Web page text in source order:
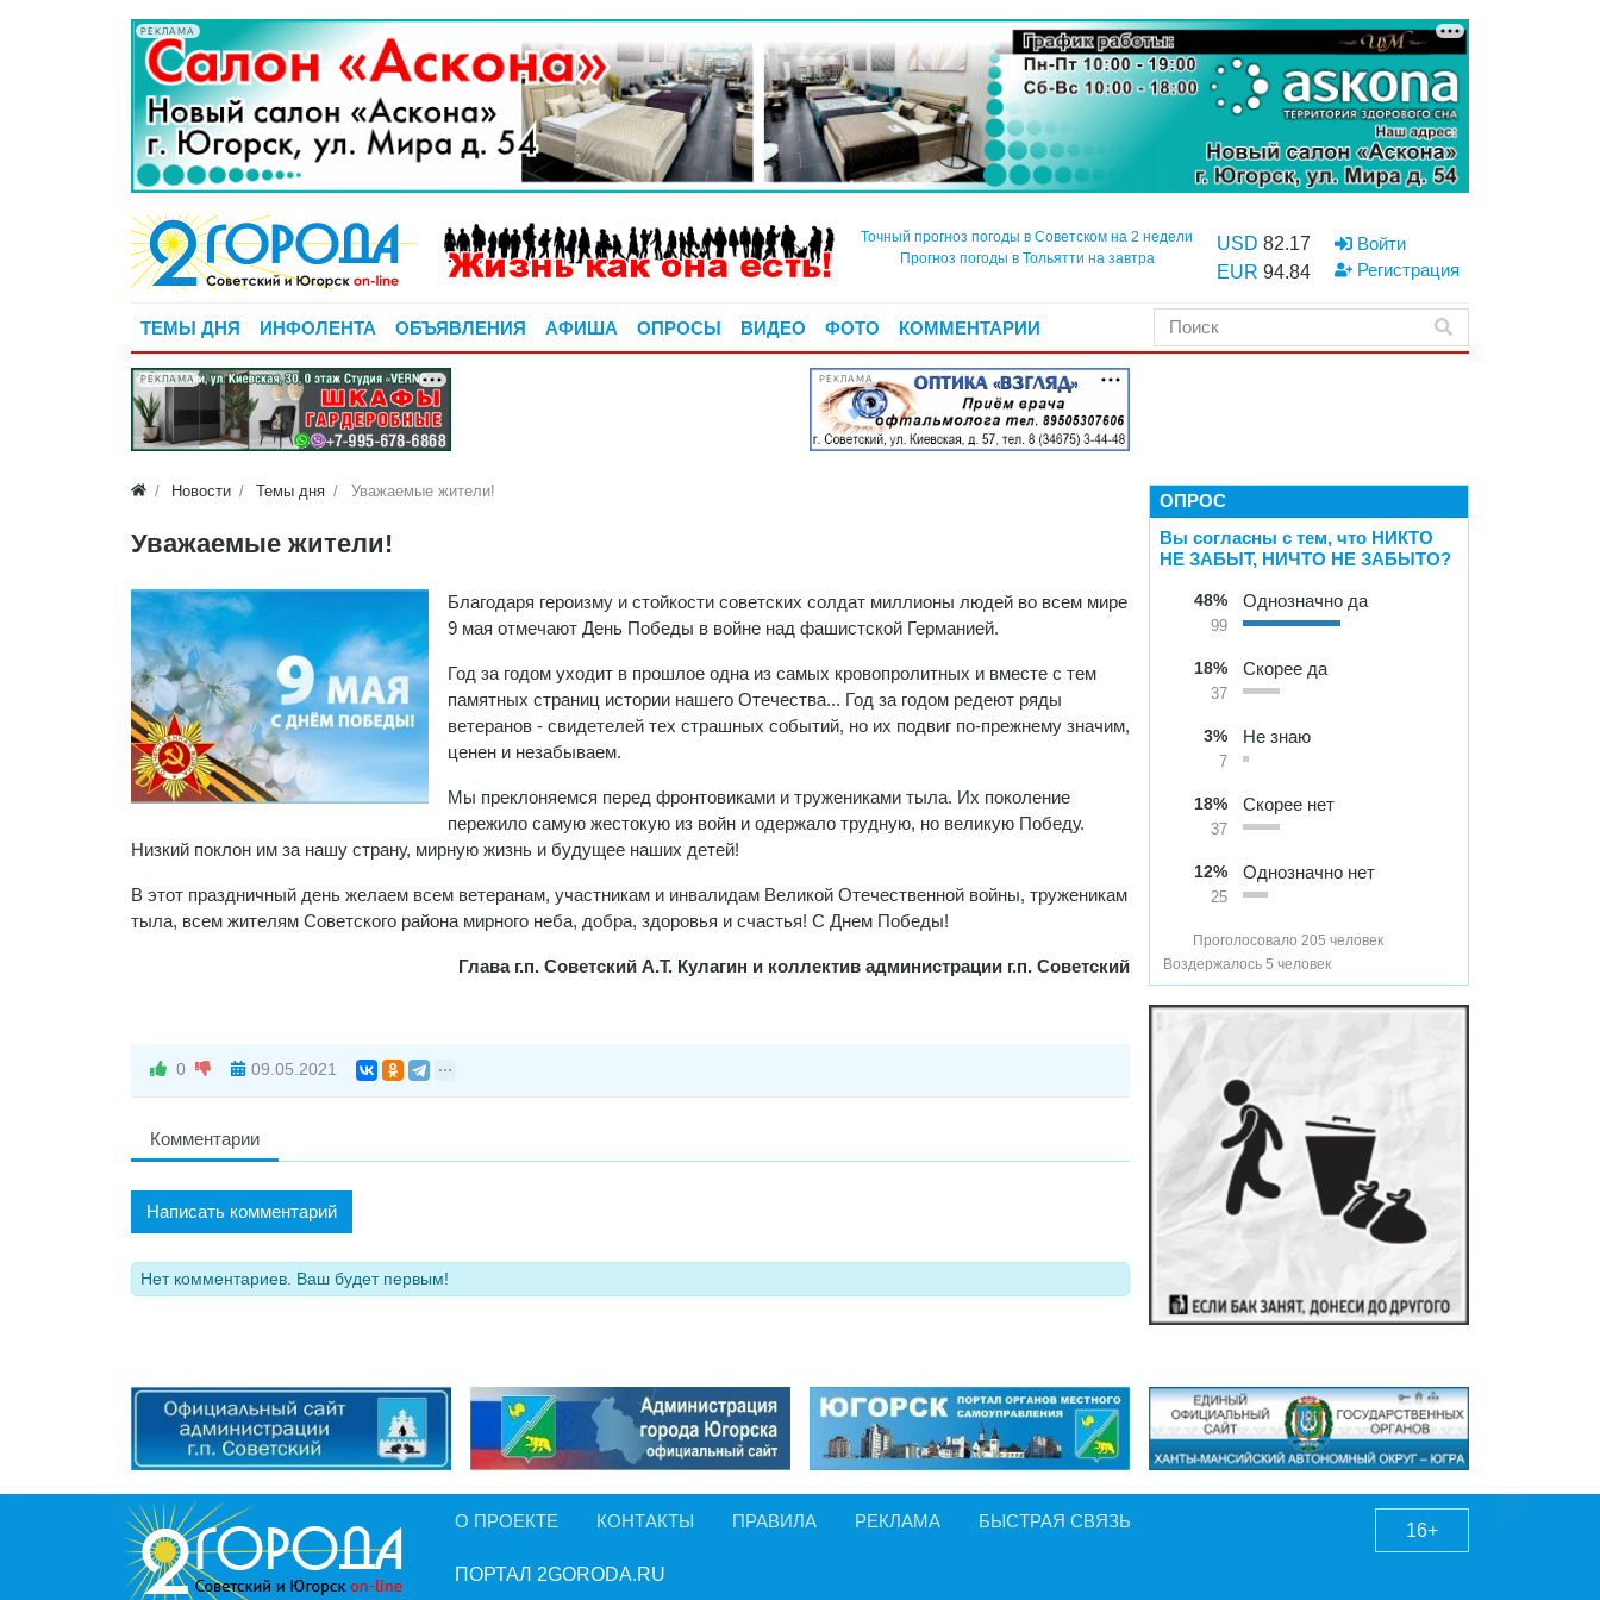
РЕКЛАМА
Точный прогноз погоды в Советском на 2 недели
Прогноз погоды в Тольятти на завтра
USD 82.17
EUR 94.84
Войти
Регистрация
ТЕМЫ ДНЯ ИНФОЛЕНТА ОБЪЯВЛЕНИЯ АФИША ОПРОСЫ ВИДЕО ФОТО КОММЕНТАРИИ
РЕКЛАМА РЕКЛАМА
Новости Темы дня Уважаемые жители!
Уважаемые жители!
Благодаря героизму и стойкости советских солдат миллионы людей во всем мире
9 мая отмечают День Победы в войне над фашистской Германией.
Год за годом уходит в прошлое одна из самых кровопролитных и вместе с тем
памятных страниц истории нашего Отечества... Год за годом редеют ряды
ветеранов - свидетелей тех страшных событий, но их подвиг по-прежнему значим,
ценен и незабываем.
Мы преклоняемся перед фронтовиками и тружениками тыла. Их поколение
пережило самую жестокую из войн и одержало трудную, но великую Победу.
Низкий поклон им за нашу страну, мирную жизнь и будущее наших детей!
В этот праздничный день желаем всем ветеранам, участникам и инвалидам Великой Отечественной войны, труженикам
тыла, всем жителям Советского района мирного неба, добра, здоровья и счастья! С Днем Победы!
Глава г.п. Советский А.Т. Кулагин и коллектив администрации г.п. Советский
0 09.05.2021
Комментарии
Написать комментарий
Нет комментариев. Ваш будет первым!
ОПРОС
Вы согласны с тем, что НИКТО
НЕ ЗАБЫТ, НИЧТО НЕ ЗАБЫТО?
48%
99
Однозначно да
18%
37
Скорее да
3%
7
Не знаю
18%
37
Скорее нет
12%
25
Однозначно нет
Проголосовало 205 человек
Воздержалось 5 человек
О ПРОЕКТЕ КОНТАКТЫ ПРАВИЛА РЕКЛАМА БЫСТРАЯ СВЯЗЬ
ПОРТАЛ 2GORODA.RU
16+